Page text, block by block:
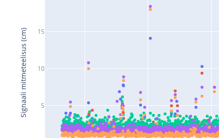
5
10
15
Signaali mitmeteelisus (cm)